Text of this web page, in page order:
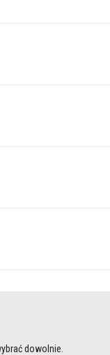
dowolnie.